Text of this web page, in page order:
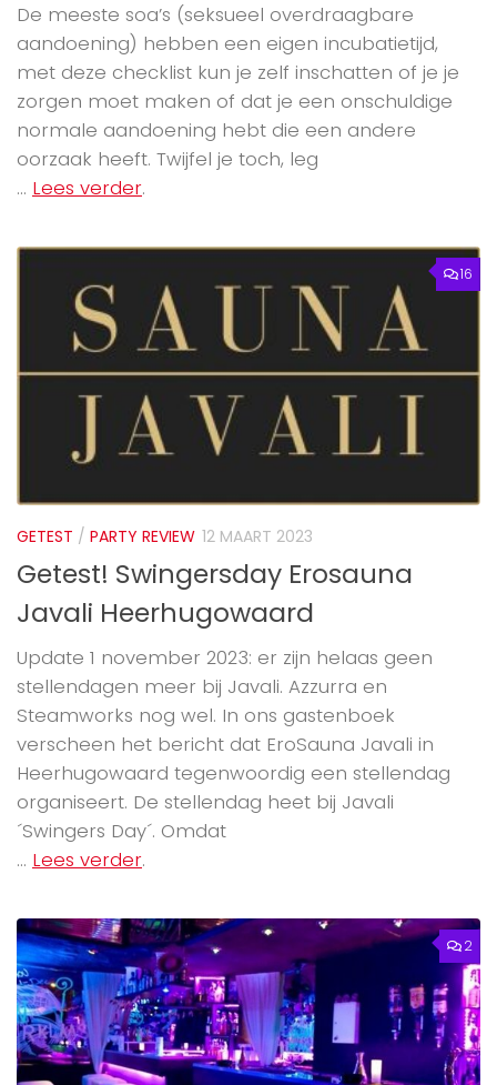
De meeste soa’s (seksueel overdraagbare
aandoening) hebben een eigen incubatietijd,
met deze checklist kun je zelf inschatten of je je
zorgen moet maken of dat je een onschuldige
normale aandoening hebt die een andere
oorzaak heeft. Twijfel je toch, leg
... Lees verder.
16
GETEST / PARTY REVIEW 12 MAART 2023
Getest! Swingersday Erosauna
Javali Heerhugowaard
Update 1 november 2023: er zijn helaas geen
stellendagen meer bij Javali. Azzurra en
Steamworks nog wel. In ons gastenboek
verscheen het bericht dat EroSauna Javali in
Heerhugowaard tegenwoordig een stellendag
organiseert. De stellendag heet bij Javali
´Swingers Day´. Omdat
... Lees verder.
2